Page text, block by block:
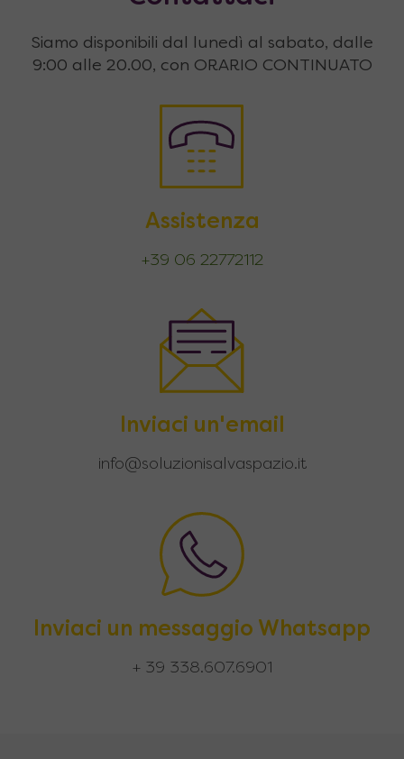
Siamo disponibili dal lunedì al sabato, dalle
9:00 alle 20.00, con ORARIO CONTINUATO
Assistenza
+39 06 22772112
Inviaci un'email
info@soluzionisalvaspazio.it
Inviaci un messaggio Whatsapp
+ 39 338.607.6901